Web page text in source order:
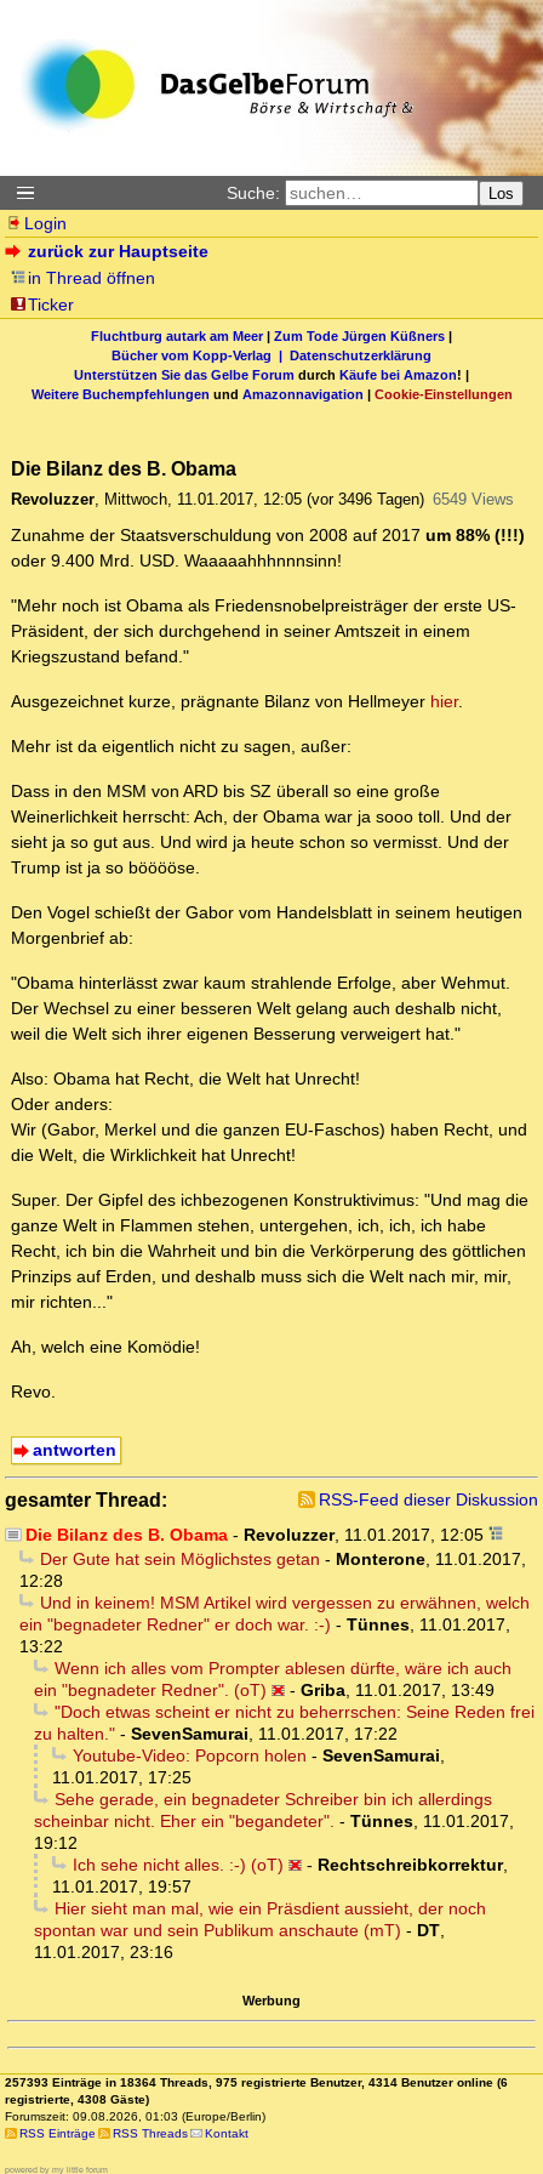
Suche: Los
Login
zurück zur Hauptseite
in Thread öffnen
Ticker
Fluchtburg autark am Meer| Zum Tode Jürgen Küßners |
Bücher vom Kopp-Verlag | Datenschutzerklärung
Unterstützen Sie das Gelbe Forum durch Käufe bei Amazon! |
Weitere Buchempfehlungen und Amazonnavigation | Cookie-Einstellungen
Die Bilanz des B. Obama
Revoluzzer, Mittwoch, 11.01.2017, 12:05 (vor 3496 Tagen) 6549 Views
Zunahme der Staatsverschuldung von 2008 auf 2017 um 88% (!!!)
oder 9.400 Mrd. USD. Waaaaahhhnnnsinn!
"Mehr noch ist Obama als Friedensnobelpreisträger der erste US-
Präsident, der sich durchgehend in seiner Amtszeit in einem
Kriegszustand befand."
Ausgezeichnet kurze, prägnante Bilanz von Hellmeyer hier.
Mehr ist da eigentlich nicht zu sagen, außer:
Dass in den MSM von ARD bis SZ überall so eine große
Weinerlichkeit herrscht: Ach, der Obama war ja sooo toll. Und der
sieht ja so gut aus. Und wird ja heute schon so vermisst. Und der
Trump ist ja so bööööse.
Den Vogel schießt der Gabor vom Handelsblatt in seinem heutigen
Morgenbrief ab:
"Obama hinterlässt zwar kaum strahlende Erfolge, aber Wehmut.
Der Wechsel zu einer besseren Welt gelang auch deshalb nicht,
weil die Welt sich ihrer eigenen Besserung verweigert hat."
Also: Obama hat Recht, die Welt hat Unrecht!
Oder anders:
Wir (Gabor, Merkel und die ganzen EU-Faschos) haben Recht, und
die Welt, die Wirklichkeit hat Unrecht!
Super. Der Gipfel des ichbezogenen Konstruktivimus: "Und mag die
ganze Welt in Flammen stehen, untergehen, ich, ich, ich habe
Recht, ich bin die Wahrheit und bin die Verkörperung des göttlichen
Prinzips auf Erden, und deshalb muss sich die Welt nach mir, mir,
mir richten..."
Ah, welch eine Komödie!
Revo.
antworten
gesamter Thread:
RSS-Feed dieser Diskussion
Die Bilanz des B. Obama- Revoluzzer, 11.01.2017, 12:05
Der Gute hat sein Möglichstes getan - Monterone, 11.01.2017,
12:28
Und in keinem! MSM Artikel wird vergessen zu erwähnen, welch
ein "begnadeter Redner" er doch war. :-) - Tünnes, 11.01.2017,
13:22
Wenn ich alles vom Prompter ablesen dürfte, wäre ich auch
ein "begnadeter Redner". (oT)
- Griba, 11.01.2017, 13:49
"Doch etwas scheint er nicht zu beherrschen: Seine Reden frei
zu halten." - SevenSamurai, 11.01.2017, 17:22
Youtube-Video: Popcorn holen - SevenSamurai,
11.01.2017, 17:25
Sehe gerade, ein begnadeter Schreiber bin ich allerdings
scheinbar nicht. Eher ein "begandeter". - Tünnes, 11.01.2017,
19:12
Ich sehe nicht alles. :-) (oT)
- Rechtschreibkorrektur,
11.01.2017, 19:57
Hier sieht man mal, wie ein Präsdient aussieht, der noch
spontan war und sein Publikum anschaute (mT) - DT,
11.01.2017, 23:16
Werbung
257393 Einträge in 18364 Threads, 975 registrierte Benutzer, 4314 Benutzer online (6
registrierte, 4308 Gäste)
Forumszeit: 09.08.2026, 01:03 (Europe/Berlin)
RSS Einträge
RSS Threads Kontakt
powered by my little forum